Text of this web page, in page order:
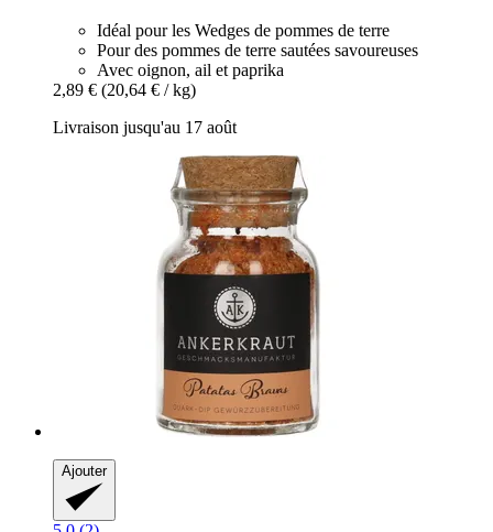
Idéal pour les Wedges de pommes de terre
Pour des pommes de terre sautées savoureuses
Avec oignon, ail et paprika
2,89 € (20,64 € / kg)
Livraison jusqu'au 17 août
Ajouter